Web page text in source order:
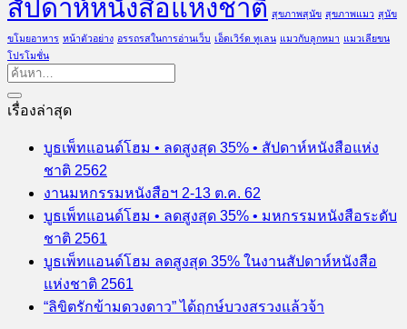
สัปดาห์หนังสือแห่งชาติ สุขภาพสุนัข สุขภาพแมว สุนัข
ขโมยอาหาร หน้าตัวอย่าง อรรถรสในการอ่านเว็บ เอ็ดเวิร์ด ทูเลน แมวกับลูกหมา แมวเลียขน
โปรโมชั่น
เรื่องล่าสุด
บูธเพ็ทแอนด์โฮม • ลดสูงสุด 35% • สัปดาห์หนังสือแห่ง
ชาติ 2562
งานมหกรรมหนังสือฯ 2-13 ต.ค. 62
บูธเพ็ทแอนด์โฮม • ลดสูงสุด 35% • มหกรรมหนังสือระดับ
ชาติ 2561
บูธเพ็ทแอนด์โฮม ลดสูงสุด 35% ในงานสัปดาห์หนังสือ
แห่งชาติ 2561
“ลิขิตรักข้ามดวงดาว” ได้ฤกษ์บวงสรวงแล้วจ้า